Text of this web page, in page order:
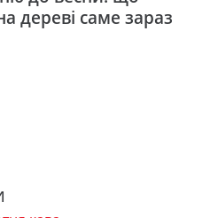
дереві саме зараз